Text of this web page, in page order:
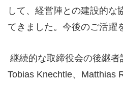
して、経営陣との建設的な
てきました。今後のご活躍
継続的な取締役会の後継者
Tobias Knechtle、Matthias